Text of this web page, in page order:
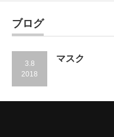
ブログ
3.8
2018
マスク